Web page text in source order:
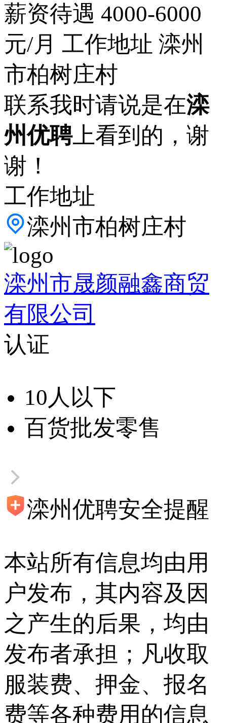
薪资待遇 4000-6000
元/月 工作地址 滦州
市柏树庄村
联系我时请说是在滦
州优聘上看到的，谢
谢！
工作地址
滦州市柏树庄村
滦州市晟颜融鑫商贸
有限公司
认证
10人以下
百货批发零售
滦州优聘安全提醒
本站所有信息均由用
户发布，其内容及因
之产生的后果，均由
发布者承担；凡收取
服装费、押金、报名
费等各种费用的信息